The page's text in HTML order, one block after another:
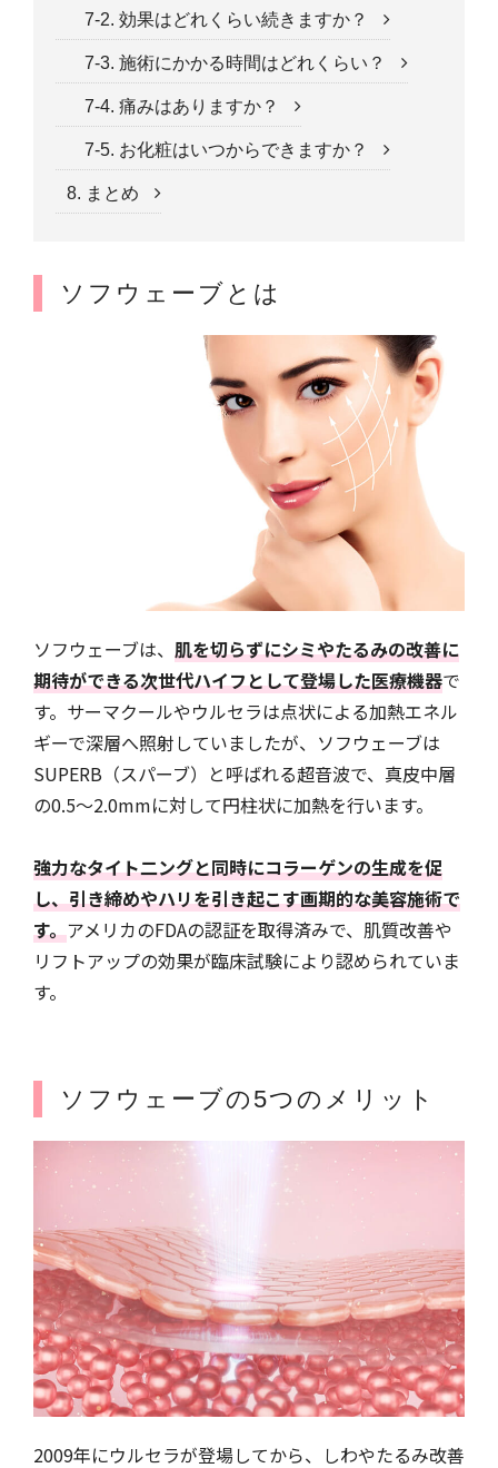
7-2. 効果はどれくらい続きますか？
7-3. 施術にかかる時間はどれくらい？
7-4. 痛みはありますか？
7-5. お化粧はいつからできますか？
8. まとめ
ソフウェーブとは
ソフウェーブは、 肌を切らずにシミやたるみの改善に
期待ができる次世代ハイフとして登場した医療機器で
す。サーマクールやウルセラは点状による加熱エネル
ギーで深層へ照射していましたが、ソフウェーブは
SUPERB（スパーブ）と呼ばれる超音波で、真皮中層
の0.5～2.0mmに対して円柱状に加熱を行います。
強力なタイト二ングと同時にコラーゲンの生成を促
し、引き締めやハリを引き起こす画期的な美容施術で
す。アメリカのFDAの認証を取得済みで、肌質改善や
リフトアップの効果が臨床試験により認められていま
す。
ソフウェーブの5つのメリット
2009年にウルセラが登場してから、しわやたるみ改善